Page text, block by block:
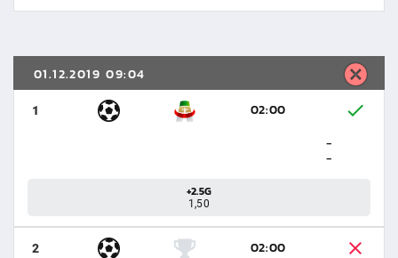
01.12.2019 09:04
1
02:00
-
-
+2.5G
1,50
2
02:00